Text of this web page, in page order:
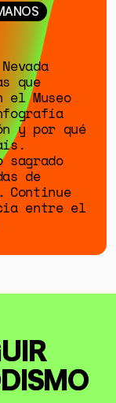
que
el Museo
y por qué
de
entre el